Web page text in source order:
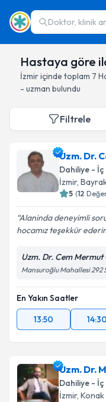
Doktor, klinik
Hastaya göre
İzmiriçinde toplam 7
- uzman bulundu
Filtrele
Uzm. Dr.
Dahiliye - İç
İzmir,
5 (12
Alaninda deneyimli
hocamız teşekkür
Uzm. Dr. Cem Mermut
Mansuroğlu Mahallesi 292
En Yakın Saatler
13:50
14:30
Uzm. Dr.
Dahiliye - İç
İzmir, Konak